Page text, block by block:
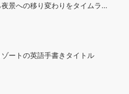
夜景への移り変わりをタイムラ…
ートの英語手書きタイトル